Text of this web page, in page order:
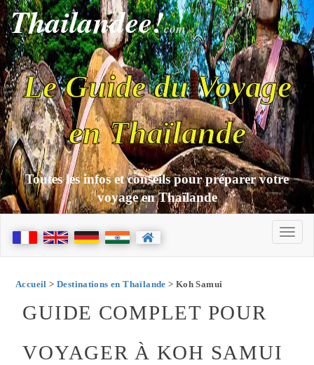
Thailandee!com
Le Guide du Voyage
en Thaïlande
Toutes les infos et conseils pour préparer votre
voyage en Thaïlande
Accueil > Destinations en Thaïlande > Koh Samui
GUIDE COMPLET POUR
VOYAGER À KOH SAMUI